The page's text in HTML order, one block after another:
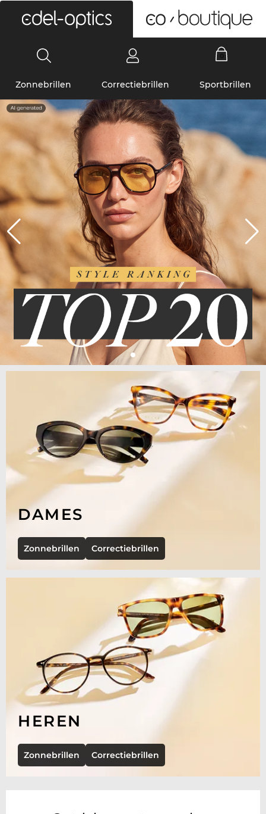
Zonnebrillen Correctiebrillen Sportbrillen
DAMES
Zonnebrillen Correctiebrillen
HEREN
Zonnebrillen Correctiebrillen